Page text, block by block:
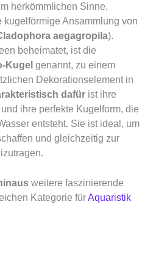
herkömmlichen Sinne,
Ansammlung von
aegagropila).
beheimatet, ist die
Kugel genannt, zu einem
Dekorationselement in
dafür ist ihre
ihre perfekte Kugelform, die
entsteht. Sie ist ideal, um
und gleichzeitig zur
weitere faszinierende
Kategorie fürAquaristik